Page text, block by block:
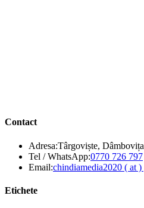
Contact
Adresa:Târgoviște, Dâmbovița
Tel / WhatsApp:0770 726 797
Email:chindiamedia2020 ( at
Etichete